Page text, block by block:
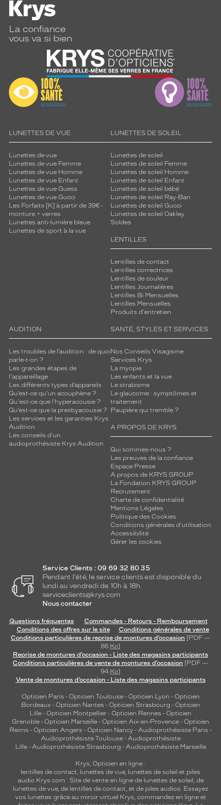
La confiance
vous va si bien
LUNETTES DE VUE
Lunettes de vue
Lunettes de vue Femme
Lunettes de vue Homme
Lunettes de vue Enfant
Lunettes de vue Guess
Lunettes de vue Gucci
Les Forfaits [K] à partir de 39€ -
monture + verres
Lunettes anti-lumière bleue
Lunettes de sport à la vue
LUNETTES DE SOLEIL
Lunettes de soleil
Lunettes de soleil Femme
Lunettes de soleil Homme
Lunettes de soleil Enfant
Lunettes de soleil bébé
Lunettes de soleil Ray-Ban
Lunettes de soleil Gucci
Lunettes de soleil Oakley
Soldes
LENTILLES
Lentilles de contact
Lentilles correctrices
Lentilles de couleur
Lentilles Journalières
Lentilles Bi Mensuelles
Lentilles Mensuelles
Produits d'entretien
AUDITION
Les troubles de l’audition : de quoi
parle-t-on ?
Les grandes étapes de
l'appareillage
Les différents types d’appareils
Qu’est-ce qu'un acouphène ?
Qu'est-ce que l'hyperacousie ?
Qu’est-ce que la presbyacousie ?
Les services et les garanties Krys
Audition
Les conseils d'un
audioprothésiste Krys Audition
SANTÉ, STYLES ET SERVICES
Nos Conseils Visagisme
Services Krys
La myopie
Les enfants et la vue
Le strabisme
Le glaucome : symptômes et
traitement
Paupière qui tremble ?
A PROPOS DE KRYS
Qui sommes-nous ?
Les preuves de la confiance
Espace Presse
A propos de KRYS GROUP
La Fondation KRYS GROUP
Recrutement
Charte de confidentialité
Mentions Légales
Politique des Cookies
Conditions générales d'utilisation
Accessibilité
Gérer les cookies
Service Clients : 09 69 32 80 35
Pendant l'été, le service clients est disponible du
lundi au vendredi de 10h à 18h.
serviceclients@krys.com
Nous contacter
Questions fréquentes
Commandes - Retours - Remboursement
Conditions des offres sur le site
Conditions générales de vente
Conditions particulières de reprise de montures d’occasion [PDF —
86 Ko]
Reprise de montures d’occasion - Liste des magasins participants
Conditions particulières de vente de montures d’occasion [PDF —
94 Ko]
Vente de montures d’occasion - Liste des magasins participants
Opticien Paris - Opticien Toulouse- Opticien Lyon - Opticien
Bordeaux- Opticien Nantes - Opticien Strasbourg - Opticien
Lille - Opticien Montpellier - Opticien Rennes - Opticien
Grenoble - Opticien Marseille - Opticien Aix-en-Provence - Opticien
Reims - Opticien Angers - Opticien Nancy - Audioprothésiste Paris -
Audioprothésiste Toulouse- Audioprothésiste
Lille- Audioprothésiste Strasbourg - Audioprothésiste Marseille
Krys, Opticien en ligne :
lentilles de contact, lunettes de vue, lunettes de soleil et piles
audio Krys.com : Site de vente en ligne de lunettes de soleil, de
lunettes de vue, de lentilles de contact, et de piles audios. Essayez
vos lunettes grâce au miroir virtuel Krys, commandez en ligne et